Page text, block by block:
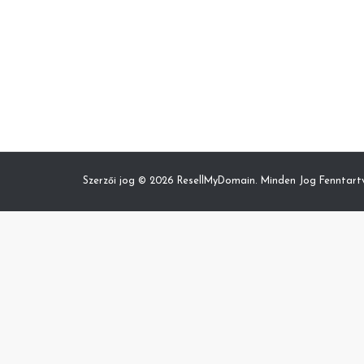
Szerzői jog © 2026 ResellMyDomain. Minden Jog